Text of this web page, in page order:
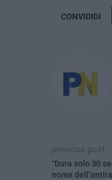
CONVIDIDI
previous post
“Dura solo 30
nome